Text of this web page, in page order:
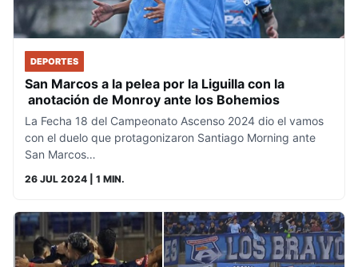
DEPORTES
San Marcos a la pelea por la Liguilla con la
anotación de Monroy ante los Bohemios
La Fecha 18 del Campeonato Ascenso 2024 dio el vamos
con el duelo que protagonizaron Santiago Morning ante
San Marcos…
26 JUL 2024 | 1 MIN.